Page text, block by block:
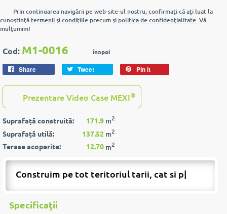
Prin continuarea navigării pe web-site-ul nostru, confirmaţi că aţi luat la
cunoştinţătermenii şi condiţiile precum şi politica de confidenţialitate. Vă
mulţumim!
Cod: M1-0016 înapoi
Share Tweet Pin it
Prezentare Video Case MEXI®
Suprafață construită: 171.9 m2
Suprafață utilă: 137.52 m2
Terase acoperite: 12.70 m2
Construim pe tot teritoriul tarii, cat si pest
Specificaţii